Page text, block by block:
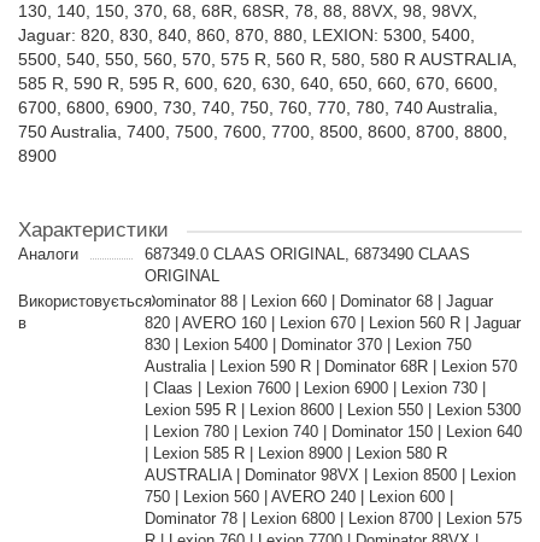
130, 140, 150, 370, 68, 68R, 68SR, 78, 88, 88VX, 98, 98VX,
Jaguar: 820, 830, 840, 860, 870, 880, LEXION: 5300, 5400,
5500, 540, 550, 560, 570, 575 R, 560 R, 580, 580 R AUSTRALIA,
585 R, 590 R, 595 R, 600, 620, 630, 640, 650, 660, 670, 6600,
6700, 6800, 6900, 730, 740, 750, 760, 770, 780, 740 Australia,
750 Australia, 7400, 7500, 7600, 7700, 8500, 8600, 8700, 8800,
8900
Характеристики
Аналоги
687349.0 CLAAS ORIGINAL, 6873490 CLAAS
ORIGINAL
Використовується
в
Dominator 88 | Lexion 660 | Dominator 68 | Jaguar
820 | AVERO 160 | Lexion 670 | Lexion 560 R | Jaguar
830 | Lexion 5400 | Dominator 370 | Lexion 750
Australia | Lexion 590 R | Dominator 68R | Lexion 570
| Claas | Lexion 7600 | Lexion 6900 | Lexion 730 |
Lexion 595 R | Lexion 8600 | Lexion 550 | Lexion 5300
| Lexion 780 | Lexion 740 | Dominator 150 | Lexion 640
| Lexion 585 R | Lexion 8900 | Lexion 580 R
AUSTRALIA | Dominator 98VX | Lexion 8500 | Lexion
750 | Lexion 560 | AVERO 240 | Lexion 600 |
Dominator 78 | Lexion 6800 | Lexion 8700 | Lexion 575